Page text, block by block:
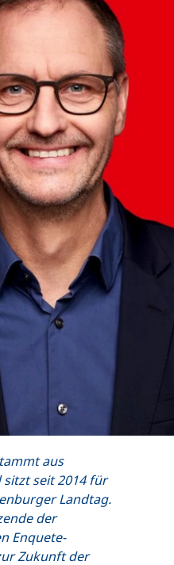
aus
seit 2014 für
Landtag.
der
Enquete-
Zukunft der